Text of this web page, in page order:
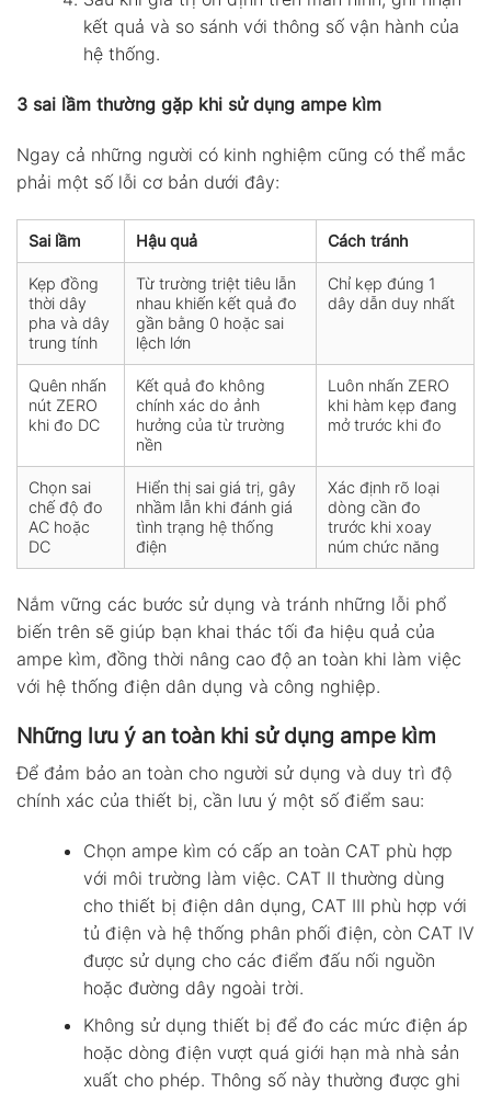
kết quả và so sánh với thông số vận hành của
hệ thống.
3 sai lầm thường gặp khi sử dụng ampe kìm
Ngay cả những người có kinh nghiệm cũng có thể mắc
phải một số lỗi cơ bản dưới đây:
Sai lầm Hậu quả Cách tránh
Kẹp đồng
thời dây
pha và dây
trung tính
Từ trường triệt tiêu lẫn
nhau khiến kết quả đo
gần bằng 0 hoặc sai
lệch lớn
Chỉ kẹp đúng 1
dây dẫn duy nhất
Quên nhấn
nút ZERO
khi đo DC
Kết quả đo không
chính xác do ảnh
hưởng của từ trường
nền
Luôn nhấn ZERO
khi hàm kẹp đang
mở trước khi đo
Chọn sai
chế độ đo
AC hoặc
DC
Hiển thị sai giá trị, gây
nhầm lẫn khi đánh giá
tình trạng hệ thống
điện
Xác định rõ loại
dòng cần đo
trước khi xoay
núm chức năng
Nắm vững các bước sử dụng và tránh những lỗi phổ
biến trên sẽ giúp bạn khai thác tối đa hiệu quả của
ampe kìm, đồng thời nâng cao độ an toàn khi làm việc
với hệ thống điện dân dụng và công nghiệp.
Những lưu ý an toàn khi sử dụng ampe kìm
Để đảm bảo an toàn cho người sử dụng và duy trì độ
chính xác của thiết bị, cần lưu ý một số điểm sau:
Chọn ampe kìm có cấp an toàn CAT phù hợp
với môi trường làm việc. CAT II thường dùng
cho thiết bị điện dân dụng, CAT III phù hợp với
tủ điện và hệ thống phân phối điện, còn CAT IV
được sử dụng cho các điểm đấu nối nguồn
hoặc đường dây ngoài trời.
Không sử dụng thiết bị để đo các mức điện áp
hoặc dòng điện vượt quá giới hạn mà nhà sản
xuất cho phép. Thông số này thường được ghi